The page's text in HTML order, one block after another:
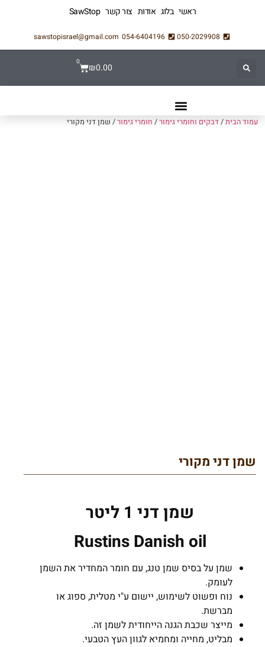
ראשי בלוג אודות צור קשר SawStop
050-2029908
054-6404196
sawstopisrael@gmail.com
₪0.00
0
עמוד הבית/דבקים וחומרי גימור/ חומרי גימור/ שמן דני מקורי
שמן דני מקורי
שמן דני 1 ליטר
Rustins Danish oil
שמן על בסיס שמן טנג, עם חומר המחדיר את השמן
לעומק.
נוח ופשוט לשימוש, יישום ע"י מטלית, ספוג או
מברשת.
מייצר שכבת הגנה הייחודית לשמן זה.
מבליט, מחייה ומחמיא לגוון העץ הטבעי.